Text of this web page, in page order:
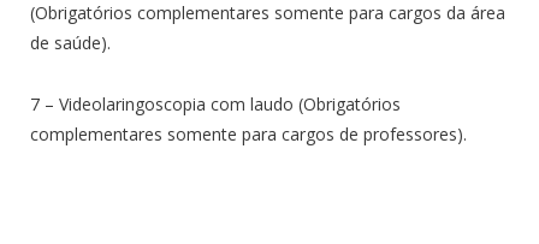
(Obrigatórios complementares somente para cargos da área
de saúde).
7 – Videolaringoscopia com laudo (Obrigatórios
complementares somente para cargos de professores).